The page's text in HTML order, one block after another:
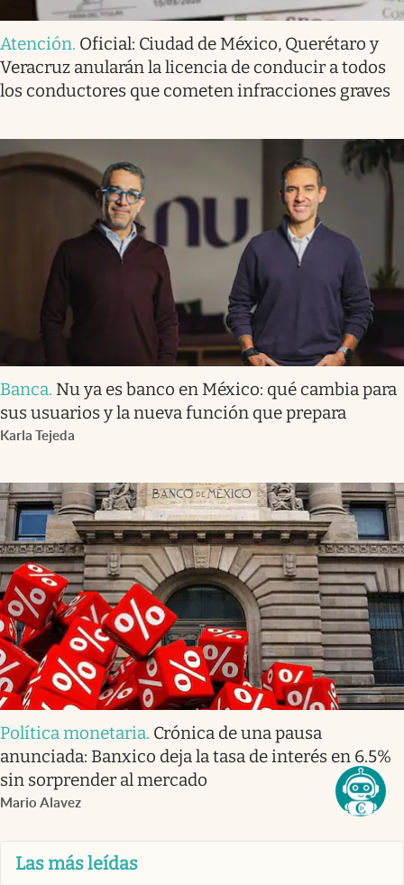
Atención. Oficial: Ciudad de México, Querétaro y
Veracruz anularán la licencia de conducir a todos
los conductores que cometen infracciones graves
Banca. Nu ya es banco en México: qué cambia para
sus usuarios y la nueva función que prepara
Karla Tejeda
Política monetaria. Crónica de una pausa
anunciada: Banxico deja la tasa de interés en 6.5%
sin sorprender al mercado
Mario Alavez
Las más leídas